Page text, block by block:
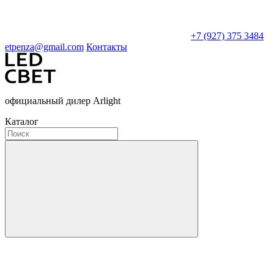
+7 (927) 375 3484
etpenza@gmail.com Контакты
официальный дилер Arlight
Каталог